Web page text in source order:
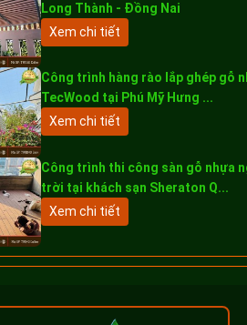
Long Thành - Đồng Nai
Xem chi tiết
Công trình hàng rào lắp ghép gỗ
TecWood tại Phú Mỹ Hưng ...
Xem chi tiết
Công trình thi công sàn gỗ nhựa
trời tại khách sạn Sheraton Q...
Xem chi tiết